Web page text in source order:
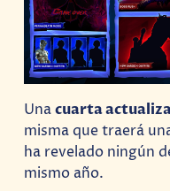
Unacuarta
misma que traerá
ha revelado ningún
mismo año.